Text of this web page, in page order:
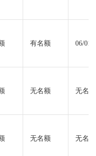
有名额 06/01/
无名额 无名额
无名额 无名额